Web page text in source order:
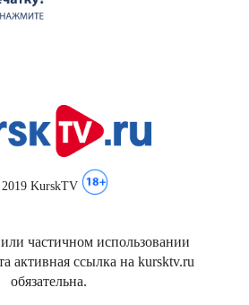
KurskTV
частичном использовании
активная ссылка на kursktv.ru
обязательна.